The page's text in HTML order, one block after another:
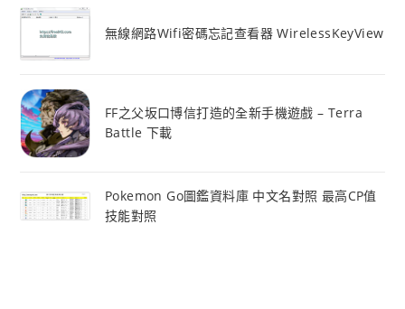
無線網路Wifi密碼忘記查看器 WirelessKeyView
FF之父坂口博信打造的全新手機遊戲 – Terra
Battle 下載
Pokemon Go圖鑑資料庫 中文名對照 最高CP值
技能對照